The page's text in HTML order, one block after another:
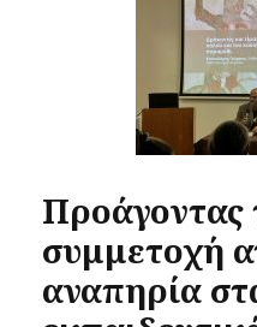
Προάγοντας
συμμετοχή
αναπηρία